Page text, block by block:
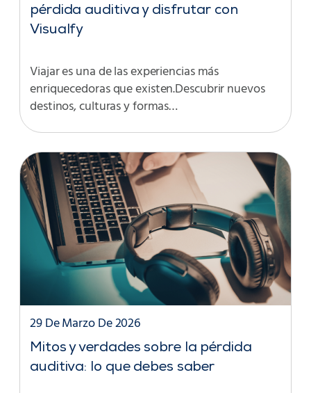
pérdida auditiva y disfrutar con
Visualfy
Viajar es una de las experiencias más
enriquecedoras que existen.Descubrir nuevos
destinos, culturas y formas…
Mitos y verdades sobre la pérdida
auditiva: lo que debes saber
29 De Marzo De 2026